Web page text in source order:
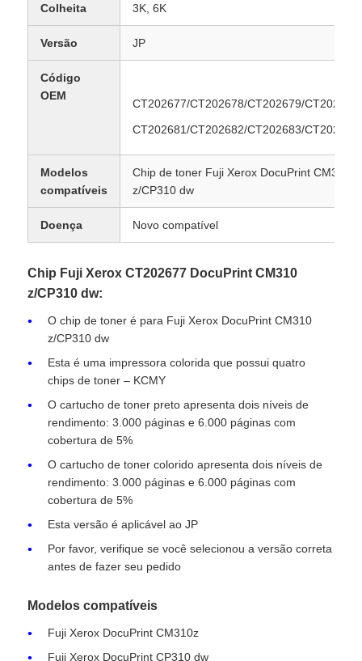
Casa
Produtos
Quem Somos
Colheita 3K, 6K
Versão JP
Código
OEM
CT202677/CT202678/CT202679/CT202680
CT202681/CT202682/CT202683/CT202684
Modelos
compatíveis
Chip de toner Fuji Xerox DocuPrint CM310
z/CP310 dw
Doença Novo compatível
Chip Fuji Xerox CT202677 DocuPrint CM310
z/CP310 dw:
O chip de toner é para Fuji Xerox DocuPrint CM310
z/CP310 dw
Esta é uma impressora colorida que possui quatro
chips de toner – KCMY
O cartucho de toner preto apresenta dois níveis de
rendimento: 3.000 páginas e 6.000 páginas com
cobertura de 5%
O cartucho de toner colorido apresenta dois níveis de
rendimento: 3.000 páginas e 6.000 páginas com
cobertura de 5%
Esta versão é aplicável ao JP
Por favor, verifique se você selecionou a versão correta
antes de fazer seu pedido
Modelos compatíveis
Fuji Xerox DocuPrint CM310z
Fuji Xerox DocuPrint CP310 dw